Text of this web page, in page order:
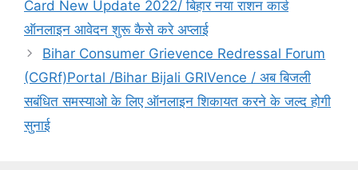
Card New Update 2022/ बिहार नया राशन कार्ड
ऑनलाइन आवेदन शुरू कैसे करे अप्लाई
Bihar Consumer Grievence Redressal Forum
(CGRf)Portal /Bihar Bijali GRIVence / अब बिजली
सबंधित समस्याओ के लिए ऑनलाइन शिकायत करने के जल्द होगी
सुनाई